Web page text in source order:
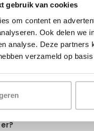
gebruik van cookies
om content en
Ook delen we
analyse. Deze partners
verzameld op